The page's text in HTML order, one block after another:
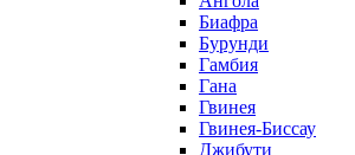
Биафра
Бурунди
Гамбия
Гана
Гвинея
Гвинея-Биссау
Джибути